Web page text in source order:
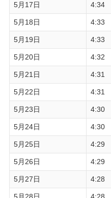
5月17日 4:34
5月18日 4:33
5月19日 4:33
5月20日 4:32
5月21日 4:31
5月22日 4:31
5月23日 4:30
5月24日 4:30
5月25日 4:29
5月26日 4:29
5月27日 4:28